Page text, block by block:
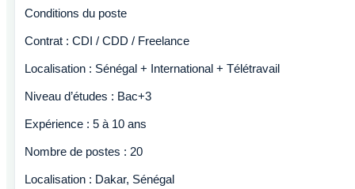
Conditions du poste
Contrat : CDI / CDD / Freelance
Localisation : Sénégal + International + Télétravail
Niveau d’études : Bac+3
Expérience : 5 à 10 ans
Nombre de postes : 20
Localisation : Dakar, Sénégal